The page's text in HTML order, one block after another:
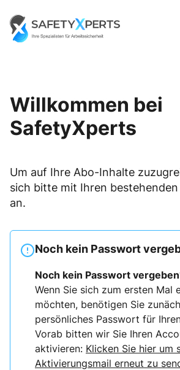
content
Go to landing page.
Willkommen bei
SafetyXperts
Um auf Ihre Abo-Inhalte
sich bitte mit Ihren
an.
Noch kein Passwort
Noch kein Passwort
Wenn Sie sich zum ersten Mal
möchten, benötigen Sie
persönliches Passwort für
Vorab bitten wir Sie Ihren
aktivieren: Klicken Sie hier um
Aktivierungsmail erneut zu